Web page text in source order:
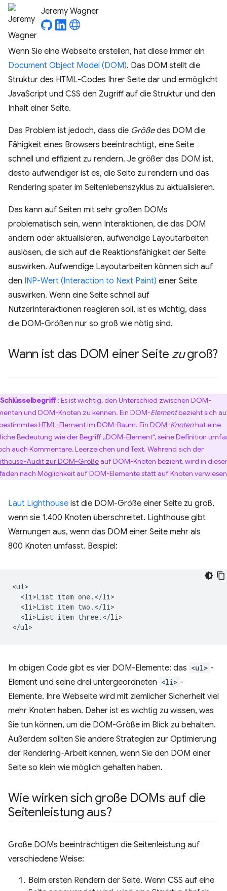
Jeremy Wagner
Wenn Sie eine Webseite erstellen, hat diese immer ein
Document Object Model (DOM). Das DOM stellt die
Struktur des HTML-Codes Ihrer Seite dar und ermöglicht
JavaScript und CSS den Zugriff auf die Struktur und den
Inhalt einer Seite.
Das Problem ist jedoch, dass die Größedes DOM die
Fähigkeit eines Browsers beeinträchtigt, eine Seite
schnell und effizient zu rendern. Je größer das DOM ist,
desto aufwendiger ist es, die Seite zu rendern und das
Rendering später im Seitenlebenszyklus zu aktualisieren.
Das kann auf Seiten mit sehr großen DOMs
problematisch sein, wenn Interaktionen, die das DOM
ändern oder aktualisieren, aufwendige Layoutarbeiten
auslösen, die sich auf die Reaktionsfähigkeit der Seite
auswirken. Aufwendige Layoutarbeiten können sich auf
den INP-Wert (Interaction to Next Paint) einer Seite
auswirken. Wenn eine Seite schnell auf
Nutzerinteraktionen reagieren soll, ist es wichtig, dass
die DOM-Größen nur so groß wie nötig sind.
Wann ist das DOM einer Seite zugroß?
Schlüsselbegriff: Es ist wichtig, den Unterschied zwischen DOM-
und DOM-Knoten zu kennen. Ein DOM-Elementbezieht sich
HTML-Elementim DOM-Baum. Ein DOM-Knotenhat eine
Bedeutung wie der Begriff „DOM-Element“, seine Definition
auch Kommentare, Leerzeichen und Text. Während sich der
Audit zur DOM-Größeauf DOM-Knoten bezieht, wird in
nach Möglichkeit auf DOM-Elemente statt auf Knoten
Laut Lighthouse ist die DOM-Größe einer Seite zu groß,
wenn sie 1.400 Knoten überschreitet. Lighthouse gibt
Warnungen aus, wenn das DOM einer Seite mehr als
800 Knoten umfasst. Beispiel:
<ul>
  <li>List item one.</li>
  <li>List item two.</li>
  <li>List item three.</li>
Im obigen Code gibt es vier DOM-Elemente: das <ul> -
Element und seine drei untergeordneten <li> -
Elemente. Ihre Webseite wird mit ziemlicher Sicherheit viel
mehr Knoten haben. Daher ist es wichtig zu wissen, was
Sie tun können, um die DOM-Größe im Blick zu behalten.
Außerdem sollten Sie andere Strategien zur Optimierung
der Rendering-Arbeit kennen, wenn Sie den DOM einer
Seite so klein wie möglich gehalten haben.
Wie wirken sich große DOMs auf die
Seitenleistung aus?
Große DOMs beeinträchtigen die Seitenleistung auf
verschiedene Weise:
Beim ersten Rendern der Seite. Wenn CSS auf eine